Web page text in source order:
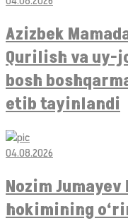
Azizbek
Qurilish va uy-
bosh
etib tayinlandi
04.08.2026
Nozim
hokimining